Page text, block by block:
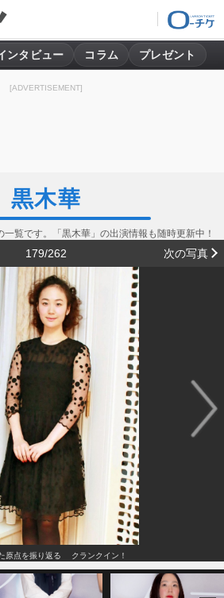
ンタビュー コラム プレゼント
[ADVERTISEMENT]
黒木華
一覧です。「黒木華」の出演情報も随時更新中！
179/262 次の写真
原点を振り返る クランクイン！